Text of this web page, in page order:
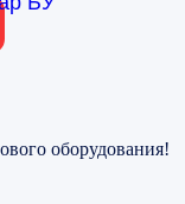
оборудования!